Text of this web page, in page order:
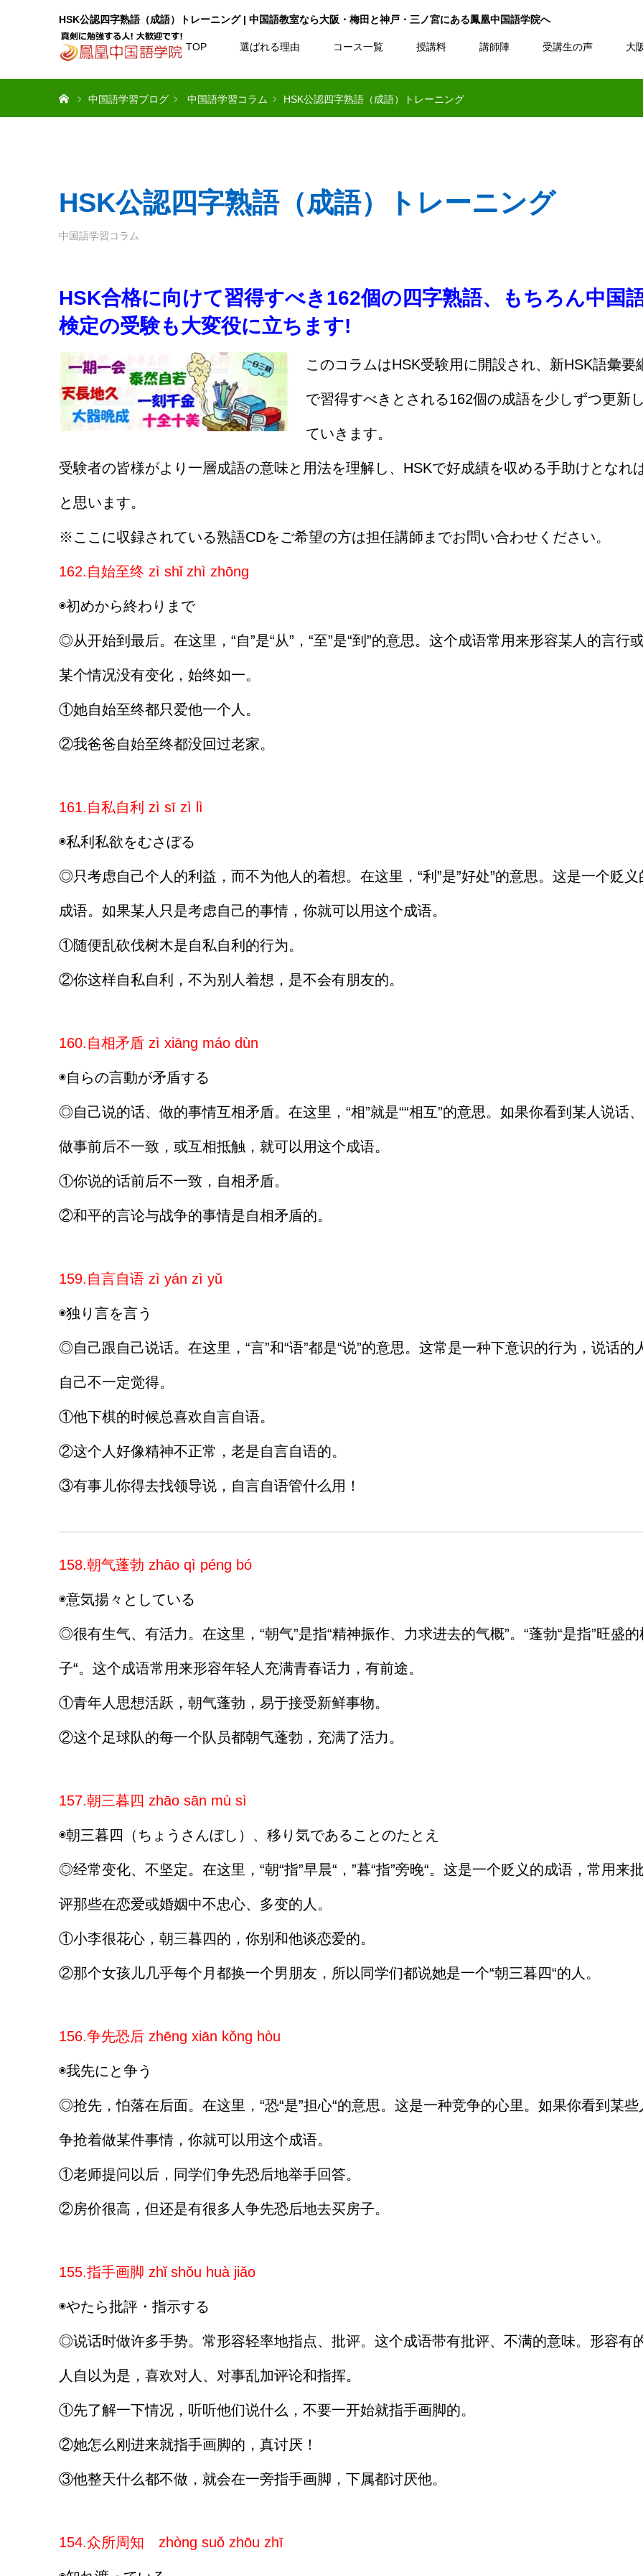
HSK公認四字熟語（成語）トレーニング | 中国語教室なら大阪・梅田と神戸・三ノ宮にある鳳凰中国語学院へ
TOP 選ばれる理由 コース一覧 授講料 講師陣 受講生の声 大
中国語学習ブログ 中国語学習コラム HSK公認四字熟語（成語）トレーニング
HSK公認四字熟語（成語）トレーニング
中国語学習コラム
HSK合格に向けて習得すべき162個の四字熟語、
もちろん中国
検定の受験も大変役に立ちます!
このコラムはHSK受験用に開設され、新HSK語彙要
で習得すべきとされる162個の成語を少しずつ更新
ていきます。
受験者の皆様がより一層成語の意味と用法を理解し、HSKで好成績を収める手助けとなれ
と思います。
※ここに収録されている熟語CDをご希望の方は担任講師までお問い合わせください。
162.自始至终 zì shǐ zhì zhōng
◉初めから終わりまで
◎从开始到最后。在这里，“自”是“从”，“至”是“到”的意思。这个成语常用来形容某人的言行
某个情况没有变化，始终如一。
①她自始至终都只爱他一个人。
②我爸爸自始至终都没回过老家。
161.自私自利 zì sī zì lì
◉私利私欲をむさぼる
◎只考虑自己个人的利益，而不为他人的着想。在这里，“利”是”好处”的意思。这是一个贬义
成语。如果某人只是考虑自己的事情，你就可以用这个成语。
①随便乱砍伐树木是自私自利的行为。
②你这样自私自利，不为别人着想，是不会有朋友的。
160.自相矛盾 zì xiāng máo dùn
◉自らの言動が矛盾する
◎自己说的话、做的事情互相矛盾。在这里，“相”就是““相互”的意思。如果你看到某人说话、
做事前后不一致，或互相抵触，就可以用这个成语。
①你说的话前后不一致，自相矛盾。
②和平的言论与战争的事情是自相矛盾的。
159.自言自语 zì yán zì yǔ
◉独り言を言う
◎自己跟自己说话。在这里，“言”和“语”都是“说”的意思。这常是一种下意识的行为，说话的
自己不一定觉得。
①他下棋的时候总喜欢自言自语。
②这个人好像精神不正常，老是自言自语的。
③有事儿你得去找领导说，自言自语管什么用！
158.朝气蓬勃 zhāo qì péng bó
◉意気揚々としている
◎很有生气、有活力。在这里，“朝气”是指“精神振作、力求进去的气概”。“蓬勃“是指”旺盛的
子“。这个成语常用来形容年轻人充满青春话力，有前途。
①青年人思想活跃，朝气蓬勃，易于接受新鲜事物。
②这个足球队的每一个队员都朝气蓬勃，充满了活力。
157.朝三暮四 zhāo sān mù sì
◉朝三暮四（ちょうさんぼし）、移り気であることのたとえ
◎经常变化、不坚定。在这里，“朝“指”早晨“，”暮“指”旁晚“。这是一个贬义的成语，常用来
评那些在恋爱或婚姻中不忠心、多变的人。
①小李很花心，朝三暮四的，你别和他谈恋爱的。
②那个女孩儿几乎每个月都换一个男朋友，所以同学们都说她是一个“朝三暮四“的人。
156.争先恐后 zhēng xiān kǒng hòu
◉我先にと争う
◎抢先，怕落在后面。在这里，“恐“是”担心“的意思。这是一种竞争的心里。如果你看到某些
争抢着做某件事情，你就可以用这个成语。
①老师提问以后，同学们争先恐后地举手回答。
②房价很高，但还是有很多人争先恐后地去买房子。
155.指手画脚 zhǐ shǒu huà jiǎo
◉やたら批評・指示する
◎说话时做许多手势。常形容轻率地指点、批评。这个成语带有批评、不满的意味。形容有
人自以为是，喜欢对人、对事乱加评论和指挥。
①先了解一下情况，听听他们说什么，不要一开始就指手画脚的。
②她怎么刚进来就指手画脚的，真讨厌！
③他整天什么都不做，就会在一旁指手画脚，下属都讨厌他。
154.众所周知 zhòng suǒ zhōu zhī